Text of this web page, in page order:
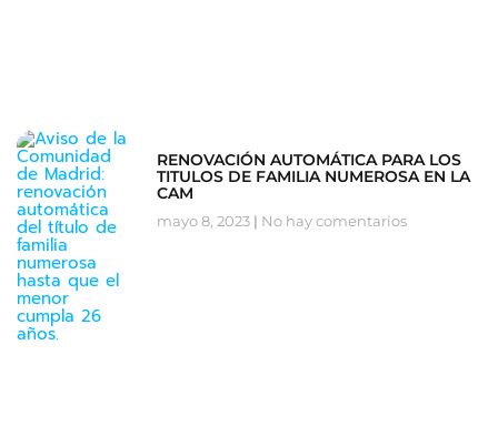
RENOVACIÓN AUTOMÁTICA PARA LOS
TITULOS DE FAMILIA NUMEROSA EN LA
CAM
mayo 8, 2023 No hay comentarios